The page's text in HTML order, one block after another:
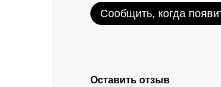
Сообщить, когда
Оставить отзыв